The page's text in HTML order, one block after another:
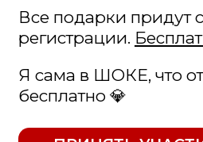
БЕСПЛАТНО